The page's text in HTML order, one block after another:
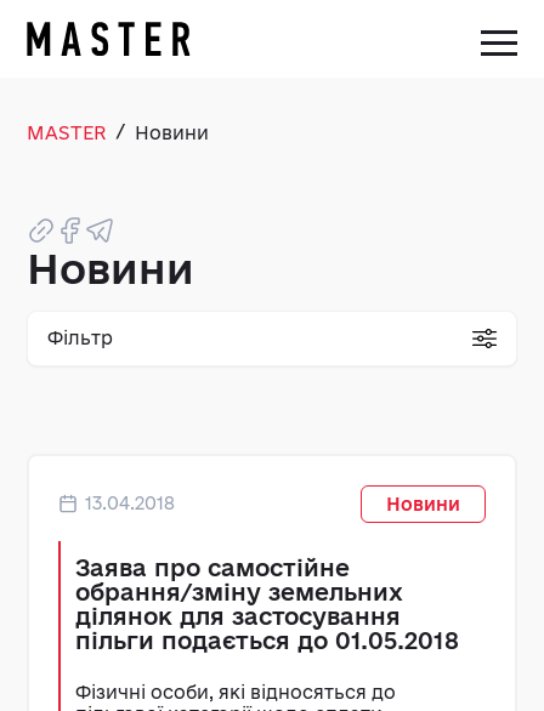
MASTER / Новини
Новини
Фільтр
13.04.2018 Новини
Заява про самостійне
обрання/зміну земельних
ділянок для застосування
пільги подається до 01.05.2018
Фізичні особи, які відносяться до